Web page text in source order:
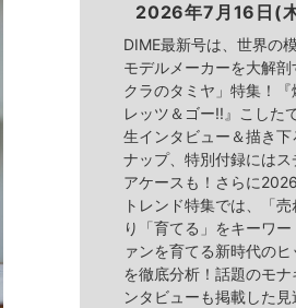
2026年7月16日(
DIME最新号は、世界の
モデルメーカーを大解剖
クラのタミヤ」特集！『
レッツ＆ゴー!!』こした
生インタビュー＆描き下
ナップ、特別付録にはス
アケースも！さらに
トレンド特集では、「売
り「育てる」をキーワー
ァンを育てる新時代のヒ
を徹底分析！話題のモナ
ンタビューも掲載した見